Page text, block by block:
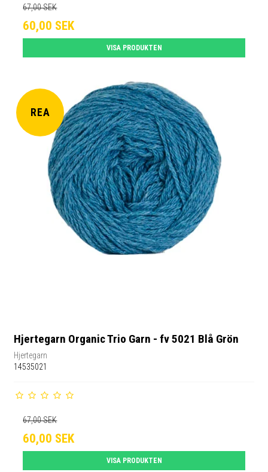
67,00 SEK
60,00 SEK
VISA PRODUKTEN
REA
Hjertegarn Organic Trio Garn - fv 5021 Blå Grön
Hjertegarn
14535021
67,00 SEK
60,00 SEK
VISA PRODUKTEN